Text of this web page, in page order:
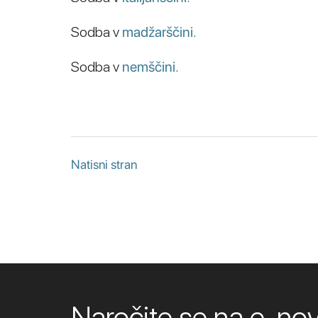
Sodba v madžarščini.
Sodba v nemščini.
Natisni stran